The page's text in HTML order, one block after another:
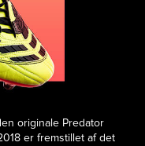
originale Predator
er fremstillet af det